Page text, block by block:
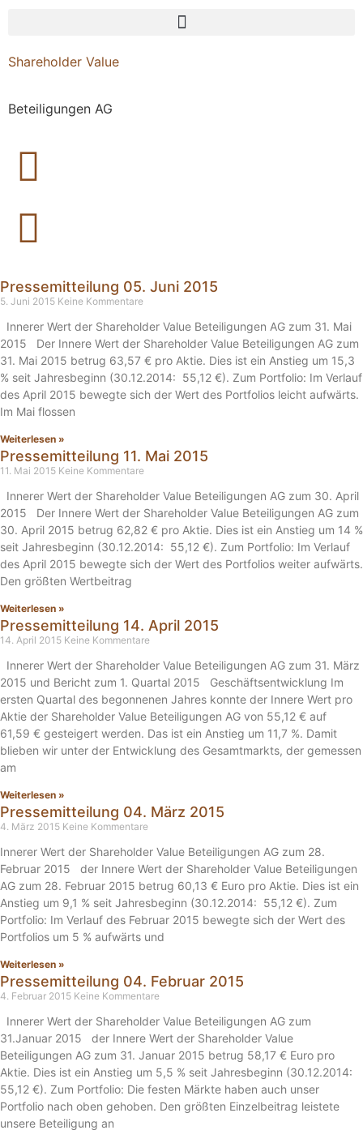
Shareholder Value
Beteiligungen AG
Pressemitteilung 05. Juni 2015
5. Juni 2015 Keine Kommentare
Innerer Wert der Shareholder Value Beteiligungen AG zum 31. Mai
2015 Der Innere Wert der Shareholder Value Beteiligungen AG zum
31. Mai 2015 betrug 63,57 € pro Aktie. Dies ist ein Anstieg um 15,3
% seit Jahresbeginn (30.12.2014: 55,12 €). Zum Portfolio: Im Verlauf
des April 2015 bewegte sich der Wert des Portfolios leicht aufwärts.
Im Mai flossen
Weiterlesen »
Pressemitteilung 11. Mai 2015
11. Mai 2015 Keine Kommentare
Innerer Wert der Shareholder Value Beteiligungen AG zum 30. April
2015 Der Innere Wert der Shareholder Value Beteiligungen AG zum
30. April 2015 betrug 62,82 € pro Aktie. Dies ist ein Anstieg um 14 %
seit Jahresbeginn (30.12.2014: 55,12 €). Zum Portfolio: Im Verlauf
des April 2015 bewegte sich der Wert des Portfolios weiter aufwärts.
Den größten Wertbeitrag
Weiterlesen »
Pressemitteilung 14. April 2015
14. April 2015 Keine Kommentare
Innerer Wert der Shareholder Value Beteiligungen AG zum 31. März
2015 und Bericht zum 1. Quartal 2015 Geschäftsentwicklung Im
ersten Quartal des begonnenen Jahres konnte der Innere Wert pro
Aktie der Shareholder Value Beteiligungen AG von 55,12 € auf
61,59 € gesteigert werden. Das ist ein Anstieg um 11,7 %. Damit
blieben wir unter der Entwicklung des Gesamtmarkts, der gemessen
am
Weiterlesen »
Pressemitteilung 04. März 2015
4. März 2015 Keine Kommentare
Innerer Wert der Shareholder Value Beteiligungen AG zum 28.
Februar 2015 der Innere Wert der Shareholder Value Beteiligungen
AG zum 28. Februar 2015 betrug 60,13 € Euro pro Aktie. Dies ist ein
Anstieg um 9,1 % seit Jahresbeginn (30.12.2014: 55,12 €). Zum
Portfolio: Im Verlauf des Februar 2015 bewegte sich der Wert des
Portfolios um 5 % aufwärts und
Weiterlesen »
Pressemitteilung 04. Februar 2015
4. Februar 2015 Keine Kommentare
Innerer Wert der Shareholder Value Beteiligungen AG zum
31.Januar 2015 der Innere Wert der Shareholder Value
Beteiligungen AG zum 31. Januar 2015 betrug 58,17 € Euro pro
Aktie. Dies ist ein Anstieg um 5,5 % seit Jahresbeginn (30.12.2014:
55,12 €). Zum Portfolio: Die festen Märkte haben auch unser
Portfolio nach oben gehoben. Den größten Einzelbeitrag leistete
unsere Beteiligung an